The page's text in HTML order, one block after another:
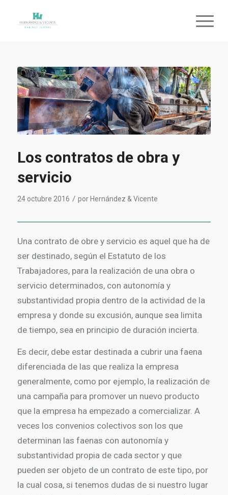
Los contratos de obra y
servicio
24 octubre 2016 / por Hernández & Vicente
Una contrato de obre y servicio es aquel que ha de
ser destinado, según el Estatuto de los
Trabajadores, para la realización de una obra o
servicio determinados, con autonomía y
substantividad propia dentro de la actividad de la
empresa y donde su excusión, aunque sea limita
de tiempo, sea en principio de duración incierta.
Es decir, debe estar destinada a cubrir una faena
diferenciada de las que realiza la empresa
generalmente, como por ejemplo, la realización de
una campaña para promover un nuevo producto
que la empresa ha empezado a comercializar. A
veces los convenios colectivos son los que
determinan las faenas con autonomía y
substantividad propia de cada sector y que
pueden ser objeto de un contrato de este tipo, por
la cual cosa, si tenemos dudas de si nuestro lugar